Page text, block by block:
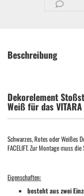
Beschreibung
Dekorelement
Weiß für das
Schwarzes, Rotes oder Weißes
FACELIFT. Zur Montage muss
Eigenschaften:
besteht aus zwei